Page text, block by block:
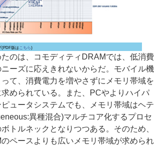
(PDF版は こちら)
のは、コモディティDRAMでは、低消費
ーズに応えきれないからだ。モバイル機
て、消費電力を増やさずにメモリ帯域を
められている。また、PCやよりハイパ
ュータシステムでも、メモリ帯域はヘテ
異種混合)マルチコア化するプロセ
トルネックとなりつつある。そのため、
ペースよりも広いメモリ帯域が求められ